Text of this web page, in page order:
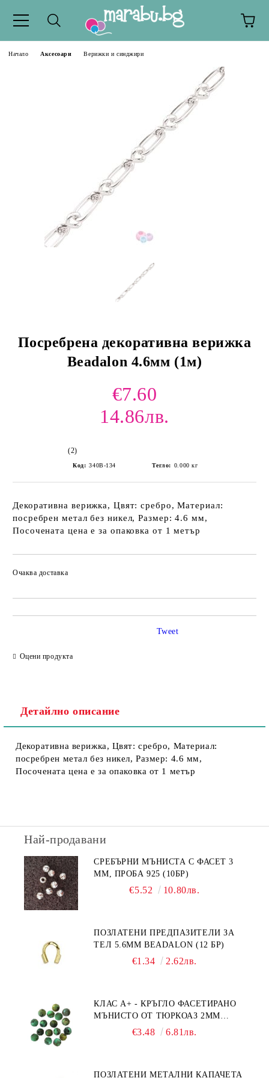
Начало Аксесоари Верижки и синджири
Посребрена декоративна верижка
Beadalon 4.6мм (1м)
€7.60
14.86лв.
(2)
Код: 340B-134 Тегло: 0.000 кг
Декоративна верижка, Цвят: сребро, Материал:
посребрен метал без никел, Размер: 4.6 мм,
Посочената цена е за опаковка от 1 метър
Очаква доставка
Оцени продукта
Tweet
Детайлно описание
Декоративна верижка, Цвят: сребро, Материал:
посребрен метал без никел, Размер: 4.6 мм,
Посочената цена е за опаковка от 1 метър
Най-продавани
СРЕБЪРНИ МЪНИСТА С ФАСЕТ 3
ММ, ПРОБА 925 (10БР)
€5.52 10.80лв.
ПОЗЛАТЕНИ ПРЕДПАЗИТЕЛИ ЗА
ТЕЛ 5.6ММ BEADALON (12 БР)
€1.34 2.62лв.
КЛАС А+ - КРЪГЛО ФАСЕТИРАНО
МЪНИСТО ОТ ТЮРКОАЗ 2ММ
€3.48 6.81лв.
ПОЗЛАТЕНИ МЕТАЛНИ КАПАЧЕТА